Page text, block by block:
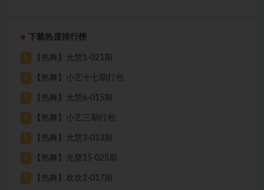
下载热度排行榜
1 【热舞】允慧1-021期
2 【热舞】小艺十七期打包
3 【热舞】允慧6-015期
4 【热舞】小艺三期打包
5 【热舞】允慧3-013期
6 【热舞】允慧15-025期
7 【热舞】欢欢2-017期